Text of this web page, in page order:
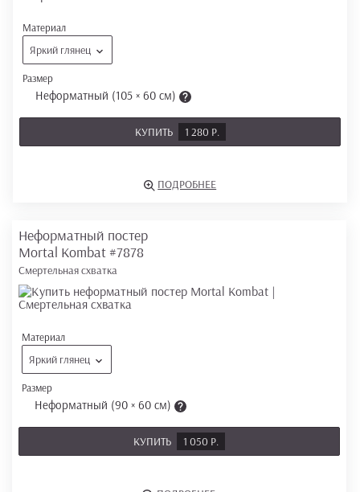
Материал
Яркий глянец
Размер
Неформатный (105 × 60 см)
КУПИТЬ 1 280 Р.
ПОДРОБНЕЕ
Неформатный постер
Mortal Kombat #7878
Смертельная схватка
Материал
Яркий глянец
Размер
Неформатный (90 × 60 см)
КУПИТЬ 1 050 Р.